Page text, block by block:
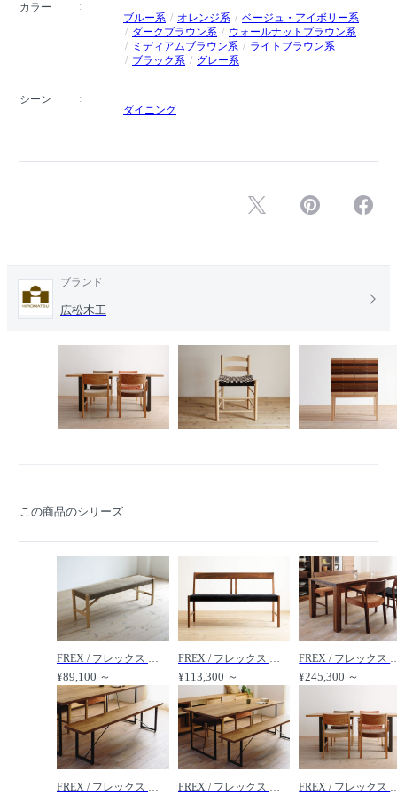
カラー
ブルー系
オレンジ系
ベージュ・アイボリー系
ダークブラウン系
ウォールナットブラウン系
ミディアムブラウン系
ライトブラウン系
ブラック系
グレー系
シーン
ダイニング
ブランド
広松木工
この商品のシリーズ
FREX / フレックス ベンチ 126 /
¥89,100 ～
FREX / フレックス セティ 126 /
¥113,300 ～
FREX / フレックス
¥245,300 ～
FREX / フレックス スチールレッグベンチ / FREX / フレックス スチールレッグテーブル / FREX / フレ